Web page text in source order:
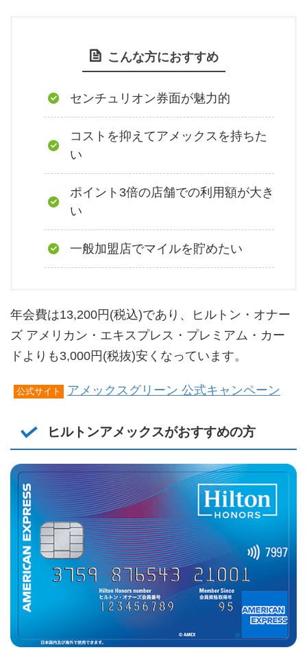
こんな方におすすめ
センチュリオン券面が魅力的
コストを抑えてアメックスを持ちた
い
ポイント3倍の店舗での利用額が大き
い
一般加盟店でマイルを貯めたい
年会費は13,200円(税込)であり、ヒルトン・オナー
ズ アメリカン・エキスプレス・プレミアム・カー
ドよりも3,000円(税抜)安くなっています。
公式サイト アメックスグリーン 公式キャンペーン
ヒルトンアメックスがおすすめの方